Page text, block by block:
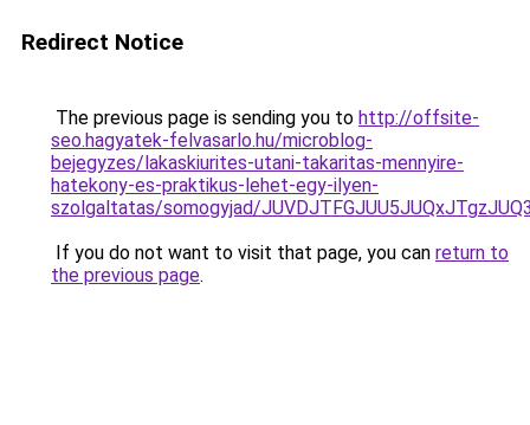
Redirect Notice
The previous page is sending you to http://offsite-
seo.hagyatek-felvasarlo.hu/microblog-
bejegyzes/lakaskiurites-utani-takaritas-mennyire-
hatekony-es-praktikus-lehet-egy-ilyen-
szolgaltatas/somogyjad/
If you do not want to visit that page, you can return to
the previous page.